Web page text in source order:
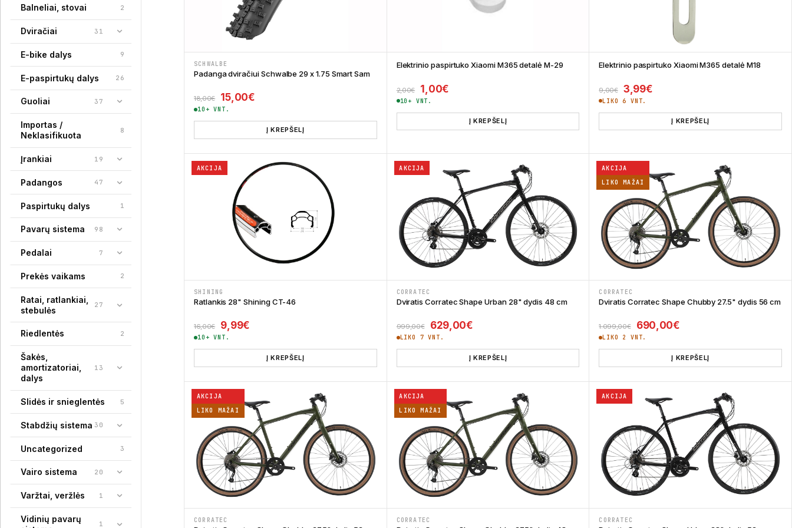
Balneliai, stovai 2
Dviračiai 31
E-bike dalys 9
E-paspirtukų dalys 26
Guoliai 37
Importas /
Neklasifikuota
8
Įrankiai 19
Padangos 47
Paspirtukų dalys 1
Pavarų sistema 98
Pedalai 7
Prekės vaikams 2
Ratai, ratlankiai,
stebulės
27
Riedlentės 2
Šakės,
amortizatoriai,
dalys
13
Slidės ir snieglentės 5
Stabdžių sistema 30
Uncategorized 3
Vairo sistema 20
Varžtai, veržlės 1
Vidinių pavarų
1
SCHWALBE
Padanga dviračiui Schwalbe 29 x 1.75 Smart Sam
18,00€ Original price was: 18,00€.
15,00€Current price is: 15,00€.
10+ VNT.
Į KREPŠELĮ
Elektrinio paspirtuko Xiaomi M365 detalė M-29
2,00€ Original price was: 2,00€.
1,00€Current price is: 1,00€.
10+ VNT.
Į KREPŠELĮ
Elektrinio paspirtuko Xiaomi M365 detalė M18
9,00€ Original price was: 9,00€.
3,99€Current price is: 3,99€.
LIKO 6 VNT.
Į KREPŠELĮ
AKCIJA
SHINING
Ratlankis 28" Shining CT-46
16,00€ Original price was: 16,00€.
9,99€Current price is: 9,99€.
10+ VNT.
Į KREPŠELĮ
AKCIJA
CORRATEC
Dviratis Corratec Shape Urban 28" dydis 48 cm
999,00€ Original price was: 999,00€.
629,00€Current price is: 629,00€.
LIKO 7 VNT.
Į KREPŠELĮ
AKCIJA
LIKO MAŽAI
CORRATEC
Dviratis Corratec Shape Chubby 27.5" dydis 56 cm
1.099,00€ Original price was: 1.099,00€.
690,00€Current price is:
LIKO 2 VNT.
Į KREPŠELĮ
AKCIJA
LIKO MAŽAI
CORRATEC
AKCIJA
LIKO MAŽAI
CORRATEC
AKCIJA
CORRATEC